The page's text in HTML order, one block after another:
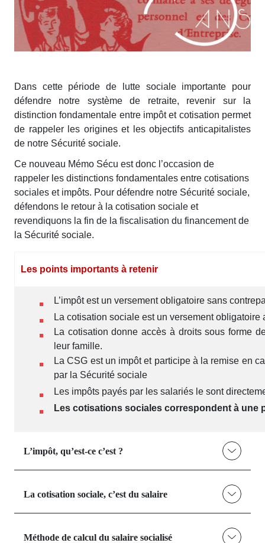
Dans cette période de lutte sociale importante pour
défendre notre système de retraite, revenir sur la
distinction fondamentale entre impôt et cotisation permet
de rappeler les origines et les objectifs anticapitalistes
de notre Sécurité sociale.
Ce nouveau Mémo Sécu est donc l’occasion de
rappeler les distinctions fondamentales entre cotisations
sociales et impôts. Pour défendre notre Sécurité sociale,
défendons le retour à la cotisation sociale et
revendiquons la fin de la fiscalisation du financement de
la Sécurité sociale.
Les points importants à retenir
L’impôt est un versement obligatoire sans
La cotisation sociale est un versement obligatoire
La cotisation donne accès à droits sous forme
leur famille.
La CSG est un impôt et participe à la remise en
par la Sécurité sociale
Les impôts payés par les salariés le sont
Les cotisations sociales correspondent à une
L’impôt, qu’est-ce c’est ?
La cotisation sociale, c’est du salaire
Méthode de calcul du salaire socialisé